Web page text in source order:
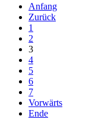
Anfang
Zurück
1
2
3
4
5
6
7
Vorwärts
Ende